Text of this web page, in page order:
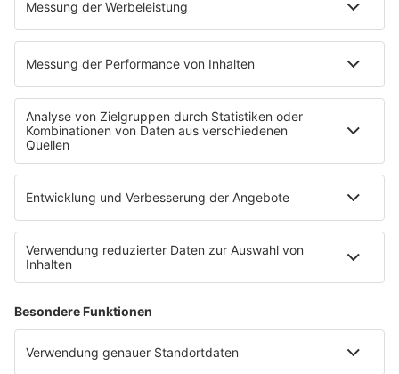
PROGRAMM
Mit den Waffeln einer Frau
SERVICE
Empfang
barba radio App
Impressum
Datenschutz Facebook & Instagram
Datenschutzeinstellungen
Clubbedingungen
Werbung schalten
Waffel-Werbepartner
80s80s.de